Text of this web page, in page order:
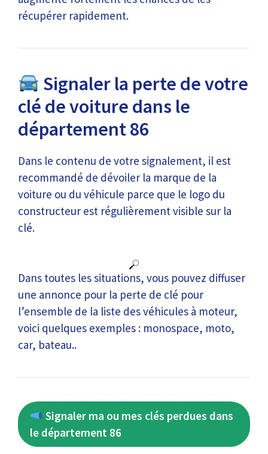
récupérer rapidement.
Signaler la perte de votre
clé de voiture dans le
département 86
Dans le contenu de votre signalement, il est
recommandé de dévoiler la marque de la
voiture ou du véhicule parce que le logo du
constructeur est régulièrement visible sur la
clé.
Dans toutes les situations, vous pouvez diffuser
une annonce pour la perte de clé pour
l’ensemble de la liste des véhicules à moteur,
voici quelques exemples : monospace, moto,
car, bateau..
Signaler ma ou mes clés perdues dans
le département 86